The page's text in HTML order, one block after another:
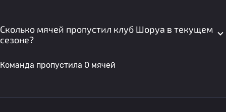
Сколько мячей пропустил клуб Шоруа в текущем
сезоне?
Команда пропустила 0 мячей